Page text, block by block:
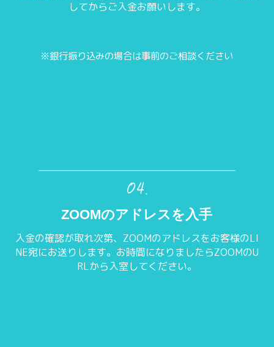
してからご入金お願いします。
※銀行振り込みの場合は事前のご相談ください
ZOOMのアドレスを入手
入金の確認が取れ次第、ZOOMのアドレスをお客様のLI
NE宛にお送りします。お時間になりましたらZOOMのU
RLから入室してください。